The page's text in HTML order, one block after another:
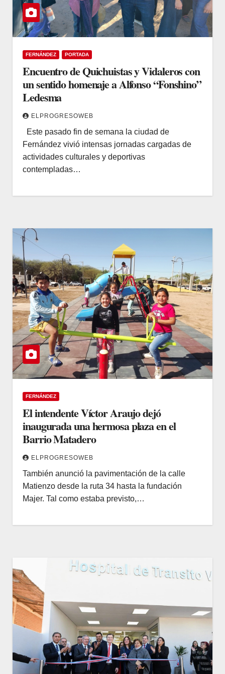
FERNÁNDEZ PORTADA
Encuentro de Quichuistas y Vidaleros con
un sentido homenaje a Alfonso “Fonshino”
Ledesma
ELPROGRESOWEB
Este pasado fin de semana la ciudad de
Fernández vivió intensas jornadas cargadas de
actividades culturales y deportivas
contempladas…
FERNÁNDEZ
El intendente Víctor Araujo dejó
inaugurada una hermosa plaza en el
Barrio Matadero
ELPROGRESOWEB
También anunció la pavimentación de la calle
Matienzo desde la ruta 34 hasta la fundación
Majer. Tal como estaba previsto,…